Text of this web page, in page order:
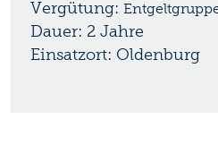
Vergütung:
Dauer: 2 Jahre
Einsatzort: Oldenburg